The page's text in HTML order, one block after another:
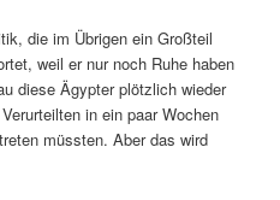
die im Übrigen ein Großteil
weil er nur noch Ruhe haben
diese Ägypter plötzlich wieder
in ein paar Wochen
müssten. Aber das wird